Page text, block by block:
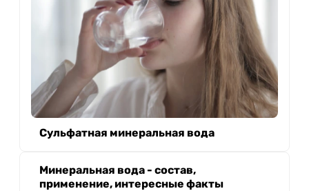
Сульфатная минеральная вода
Минеральная вода - состав,
применение, интересные факты